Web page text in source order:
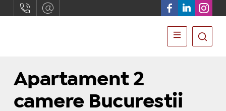
Apartament 2
camere Bucurestii